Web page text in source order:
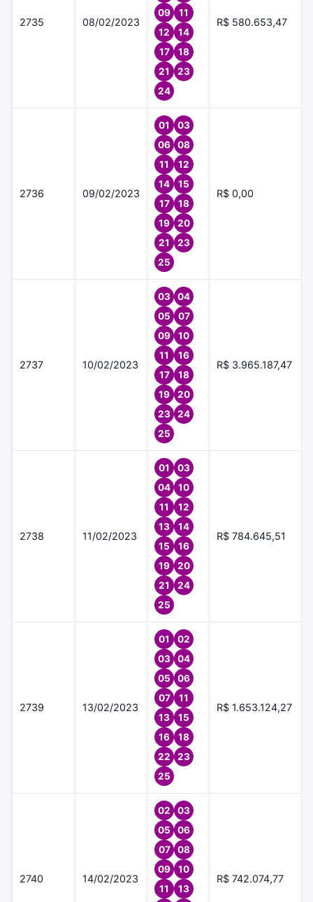
2735 08/02/2023
09
11
12
14
17
18
21
23
24
R$ 580.653,47
2736 09/02/2023
01
03
06
08
11
12
14
15
17
18
19
20
21
23
25
R$ 0,00
2737 10/02/2023
03
04
05
07
09
10
11
16
17
18
19
20
23
24
25
R$ 3.965.187,47
2738 11/02/2023
01
03
04
10
11
12
13
14
15
16
19
20
21
24
25
R$ 784.645,51
2739 13/02/2023
01
02
03
04
05
06
07
11
13
15
16
18
22
23
25
R$ 1.653.124,27
2740 14/02/2023
02
03
05
06
07
08
09
10
11
13
R$ 742.074,77